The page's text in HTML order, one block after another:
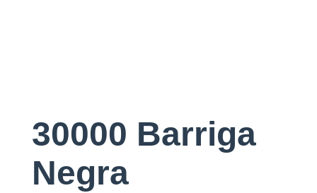
30000 Barriga
Negra